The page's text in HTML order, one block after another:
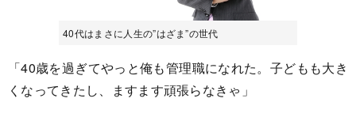
40代はまさに人生の”はざま”の世代
「40歳を過ぎてやっと俺も管理職になれた。子どもも大き
くなってきたし、ますます頑張らなきゃ」